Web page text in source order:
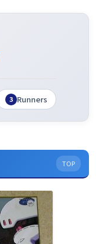
3 Runners
TOP